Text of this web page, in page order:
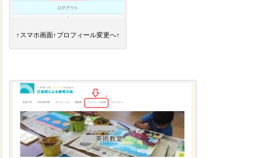
↑スマホ画面↑プロフィール変更へ↑